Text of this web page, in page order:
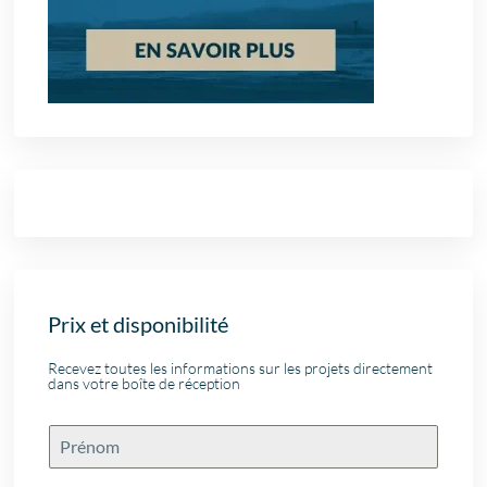
Prix et disponibilité
Recevez toutes les informations sur les projets directement
dans votre boîte de réception